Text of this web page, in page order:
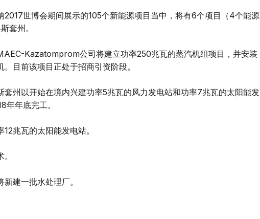
2017世博会期间展示的105个新能源项目当中，将有6个项目（4个能源
套州。
Kazatomprom公司将建立功率250兆瓦的蒸汽机组项目，并安装
目前该项目正处于招商引资阶段。
套州以开始在境内兴建功率5兆瓦的风力发电站和功率7兆瓦的太阳能发
年年底完工。
兆瓦的太阳能发电站。
建一批水处理厂。